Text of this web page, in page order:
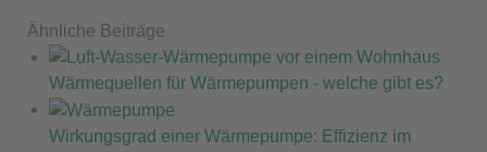
Ähnliche Beiträge
Wärmequellen für Wärmepumpen - welche gibt es?
Wirkungsgrad einer Wärmepumpe: Effizienz im